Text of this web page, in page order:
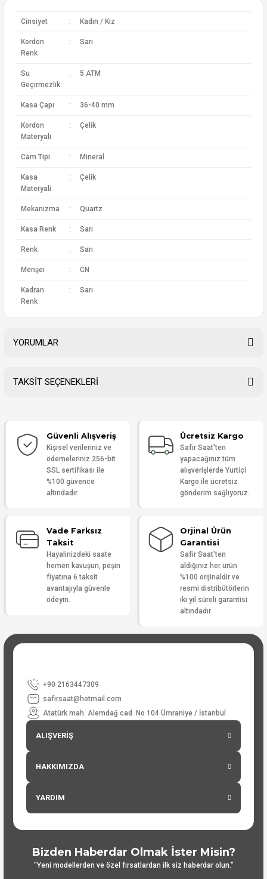
Cinsiyet : Kadın / Kız
Kordon
Renk
: Sarı
Su
Geçirmezlik
: 5 ATM
Kasa Çapı : 36-40 mm
Kordon
Materyali
: Çelik
Cam Tipi : Mineral
Kasa
Materyali
: Çelik
Mekanizma : Quartz
Kasa Renk : Sarı
Renk : Sarı
Menşei : CN
Kadran
Renk
: Sarı
YORUMLAR
Yorum Yaz
TAKSİT SEÇENEKLERİ
Güvenli Alışveriş
Kişisel verileriniz ve
ödemeleriniz 256-bit
SSL sertifikası ile
%100 güvence
altındadır.
Ücretsiz Kargo
Safir Saat'ten
yapacağınız tüm
alışverişlerde Yurtiçi
Kargo ile ücretsiz
gönderim sağlıyoruz.
Vade Farksız
Taksit
Hayalinizdeki saate
hemen kavuşun, peşin
fiyatına 6 taksit
avantajıyla güvenle
ödeyin.
Orjinal Ürün
Garantisi
Safir Saat'ten
aldığınız her ürün
%100 orijinaldir ve
resmi distribütörlerin
iki yıl süreli garantisi
altındadır
+90 2163447309
safirsaat@hotmail.com
Atatürk mah. Alemdağ cad. No 104 Ümraniye / İstanbul
ALIŞVERİŞ
HAKKIMIZDA
YARDIM
Bizden Haberdar Olmak İster Misin?
"Yeni modellerden ve özel fırsatlardan ilk siz haberdar olun."